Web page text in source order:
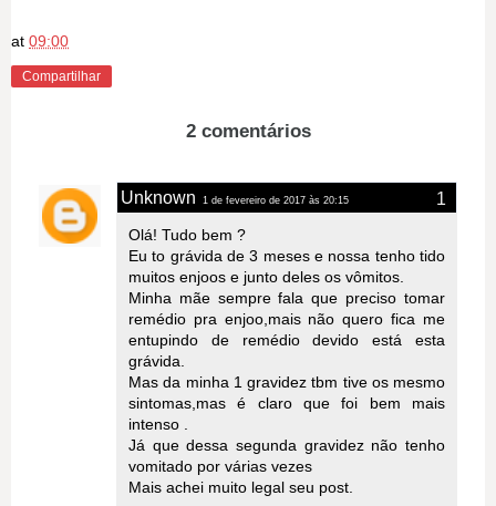
at 09:00
Compartilhar
2 comentários
Unknown 1 de fevereiro de 2017 às 20:15
Olá! Tudo bem ?
Eu to grávida de 3 meses e nossa tenho tido
muitos enjoos e junto deles os vômitos.
Minha mãe sempre fala que preciso tomar
remédio pra enjoo,mais não quero fica me
entupindo de remédio devido está esta
grávida.
Mas da minha 1 gravidez tbm tive os mesmo
sintomas,mas é claro que foi bem mais
intenso .
Já que dessa segunda gravidez não tenho
vomitado por várias vezes
Mais achei muito legal seu post.